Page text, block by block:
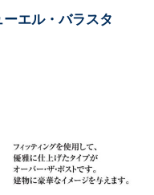
エル・バラスタ